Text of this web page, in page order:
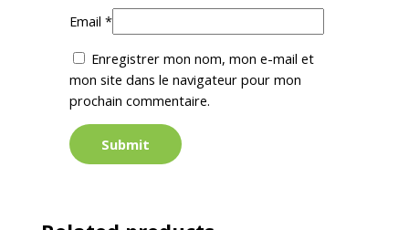
Email*
Enregistrer mon nom, mon e-mail et
mon site dans le navigateur pour mon
prochain commentaire.